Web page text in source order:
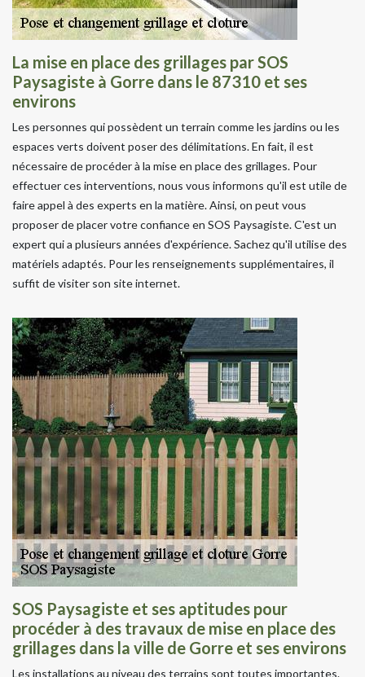
La mise en place des grillages par SOS
Paysagiste à Gorre dans le 87310 et ses
environs
Les personnes qui possèdent un terrain comme les jardins ou les
espaces verts doivent poser des délimitations. En fait, il est
nécessaire de procéder à la mise en place des grillages. Pour
effectuer ces interventions, nous vous informons qu'il est utile de
faire appel à des experts en la matière. Ainsi, on peut vous
proposer de placer votre confiance en SOS Paysagiste. C'est un
expert qui a plusieurs années d'expérience. Sachez qu'il utilise des
matériels adaptés. Pour les renseignements supplémentaires, il
suffit de visiter son site internet.
SOS Paysagiste et ses aptitudes pour
procéder à des travaux de mise en place des
grillages dans la ville de Gorre et ses environs
Les installations au niveau des terrains sont toutes importantes.